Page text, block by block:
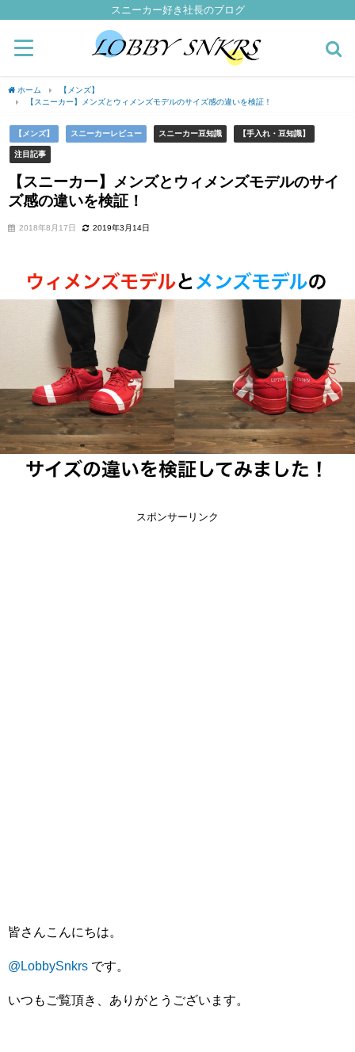
スニーカー好き社長のブログ
ホーム
【メンズ】
【スニーカー】メンズとウィメンズモデルのサイズ感の違いを検証！
【メンズ】 スニーカーレビュー スニーカー豆知識 【手入れ・豆知識】
注目記事
【スニーカー】メンズとウィメンズモデルのサイ
ズ感の違いを検証！
2018年8月17日 2019年3月14日
スポンサーリンク
皆さんこんにちは。
@LobbySnkrs です。
いつもご覧頂き、ありがとうございます。